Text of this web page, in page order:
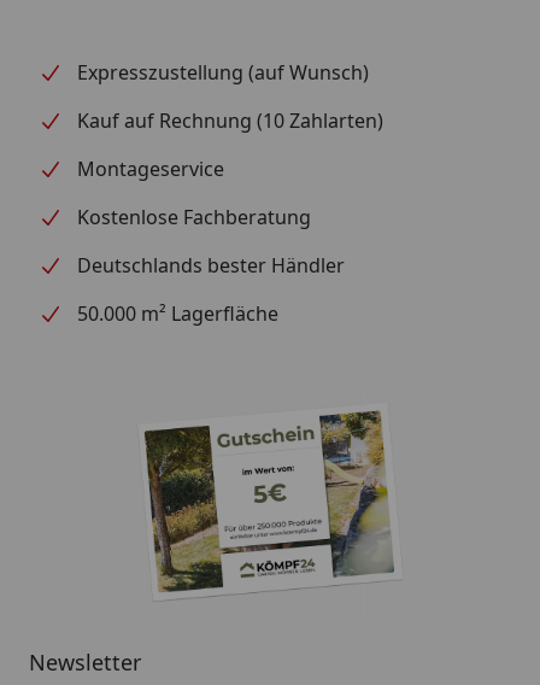
Expresszustellung (auf Wunsch)
Kauf auf Rechnung (10 Zahlarten)
Montageservice
Kostenlose Fachberatung
Deutschlands bester Händler
50.000 m² Lagerfläche
Newsletter